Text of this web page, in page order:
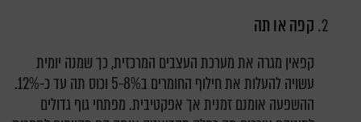
קפה או תה
קפאין מגרה את מערכת העצבים המרכזית, כך שמנה יומית
עשויה להעלות את חילוף החומרים ב5-8% וכוס תה עד כ-12%.
ההשפעה אומנם זמנית אך אפקטיבית. מפתחי גוף גדולים